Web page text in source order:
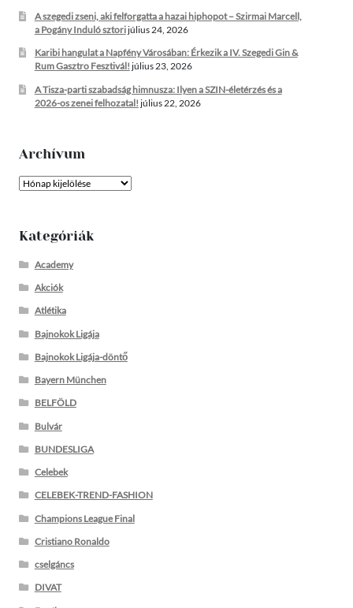
A szegedi zseni, aki felforgatta a hazai hiphopot – Szirmai Marcell,
a Pogány Induló sztorijúlius 24, 2026
Karibi hangulat a Napfény Városában: Érkezik a IV. Szegedi Gin &
Rum Gasztro Fesztivál! július 23, 2026
A Tisza-parti szabadság himnusza: Ilyen a SZIN-életérzés és a
2026-os zenei felhozatal! július 22, 2026
Archívum
Archívum
Kategóriák
Academy
Akciók
Atlétika
Bajnokok Ligája
Bajnokok Ligája-döntő
Bayern München
BELFÖLD
Bulvár
BUNDESLIGA
Celebek
CELEBEK-TREND-FASHION
Champions League Final
Cristiano Ronaldo
cselgáncs
DIVAT